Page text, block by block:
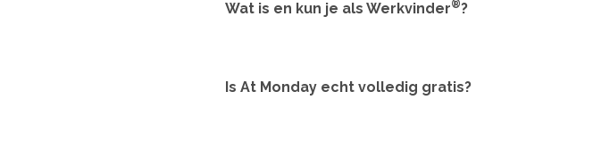
Wat is en kun je als Werkvinder®?
Is At Monday echt volledig gratis?